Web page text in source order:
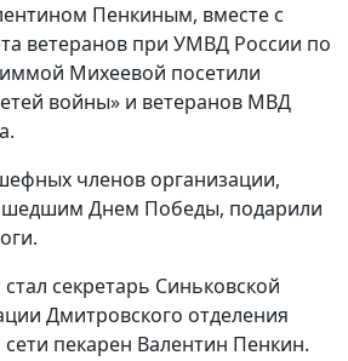
Пенкиным, вместе с
ветеранов при УМВД России по
Михеевой посетили
войны» и ветеранов МВД
членов организации,
Днем Победы, подарили
секретарь Синьковской
Дмитровского отделения
пекарен Валентин Пенкин.